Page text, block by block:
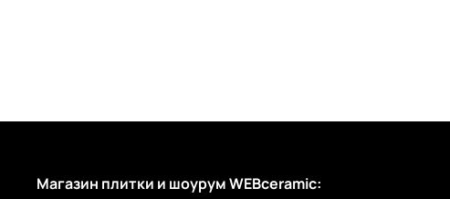
Магазин плитки и шоурум WEBceramic: